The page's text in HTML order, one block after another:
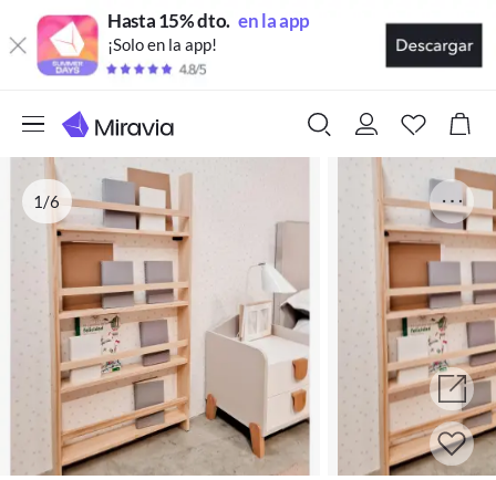
Hasta 15% dto. en la app
¡Solo en la app!
1/6